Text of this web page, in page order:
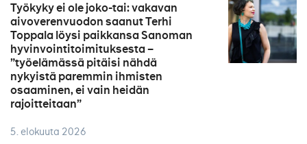
Työkyky ei ole joko-tai: vakavan
aivoverenvuodon saanut Terhi
Toppala löysi paikkansa Sanoman
hyvinvointitoimituksesta –
”työelämässä pitäisi nähdä
nykyistä paremmin ihmisten
osaaminen, ei vain heidän
rajoitteitaan”
5. elokuuta 2026